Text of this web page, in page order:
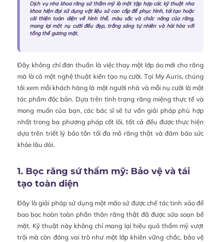
Dịch vụ nha khoa răng sứ thẩm mỹ là một tập hợp các kỹ thuật nha
khoa hiện đại sử dụng vật liệu sứ cao cấp để phục hình, tái tạo hoặc
cải thiện toàn diện về hình thể, màu sắc và chức năng của răng,
mang lại một nụ cười đều đẹp, trắng sáng tự nhiên và hài hòa với
tổng thể gương mặt.
Đây không chỉ đơn thuần là việc thay một lớp áo mới cho răng
mà là cả một nghệ thuật kiến tạo nụ cười. Tại My Auris, chúng
tôi xem mỗi khách hàng là một người nhà và mỗi nụ cười là một
tác phẩm độc bản. Dựa trên tình trạng răng miệng thực tế và
mong muốn của bạn, các bác sĩ sẽ tư vấn giải pháp phù hợp
nhất trong ba phương pháp cốt lõi, tất cả đều được thực hiện
dựa trên triết lý bảo tồn tối đa mô răng thật và đảm bảo sức
khỏe lâu dài.
1. Bọc răng sứ thẩm mỹ: Bảo vệ và tái
tạo toàn diện
Đây là giải pháp sử dụng một mão sứ được chế tác tinh xảo để
bao bọc hoàn toàn phần thân răng thật đã được sửa soạn bề
mặt. Kỹ thuật này không chỉ mang lại hiệu quả thẩm mỹ vượt
trội mà còn đóng vai trò như một lớp khiên vững chắc, bảo vệ